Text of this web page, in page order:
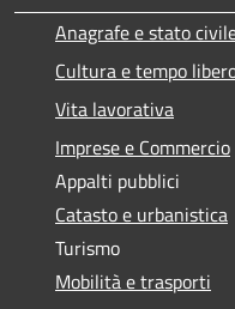
Anagrafe e stato
Cultura e tempo
Vita lavorativa
Imprese e Commercio
Appalti pubblici
Catasto e urbanistica
Turismo
Mobilità e trasporti